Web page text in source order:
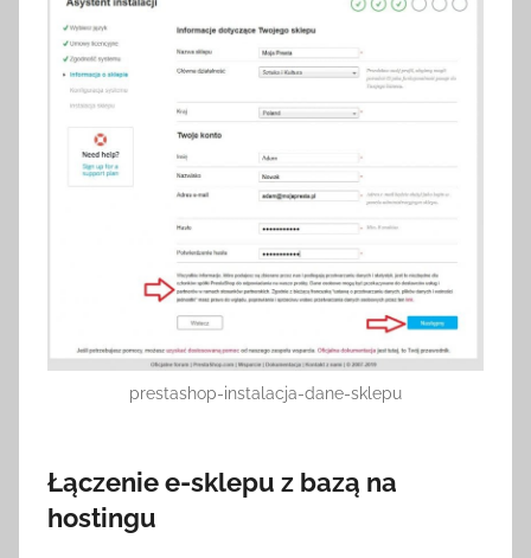
prestashop-instalacja-dane-sklepu
Łączenie e-sklepu z bazą na
hostingu